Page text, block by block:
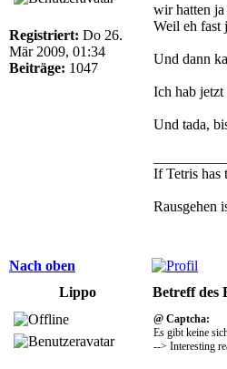
Registriert: Do 26.
Mär 2009, 01:34
Beiträge: 1047
wir hatten ja
Weil eh fast
Und dann
Ich hab jetzt
Und tada,
If Tetris has
Rausgehen
Nach oben
Lippo
Betreff des
@ Captcha:
Es gibt keine
--> Interesting